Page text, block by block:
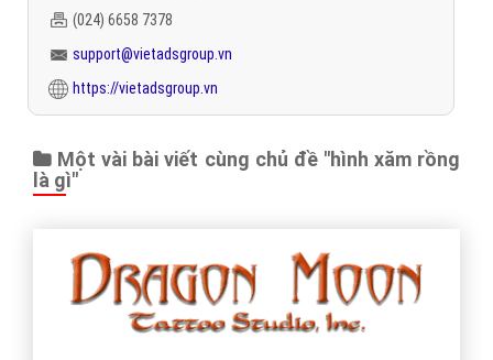
(024) 6658 7378
support@vietadsgroup.vn
https://vietadsgroup.vn
Một vài bài viết cùng chủ đề "hình xăm rồng
là gì"